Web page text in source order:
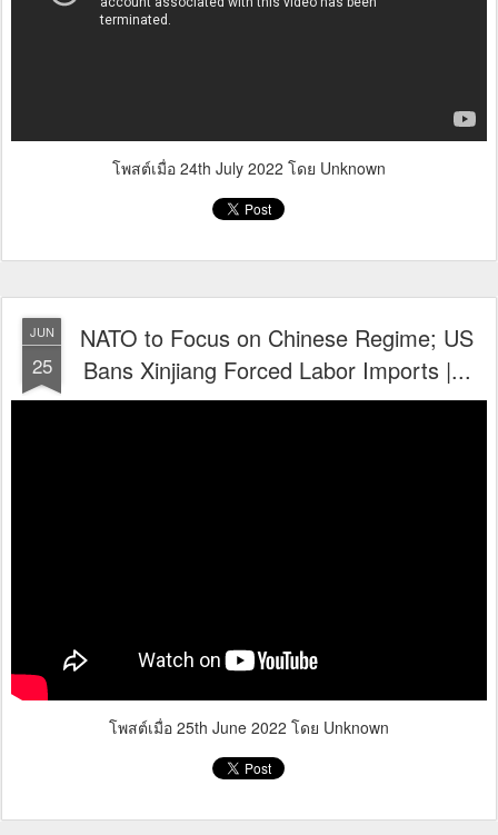
โพสต์เมื่อ 24th July 2022 โดย Unknown
JUN
25
NATO to Focus on Chinese Regime; US
Bans Xinjiang Forced Labor Imports |...
โพสต์เมื่อ 25th June 2022 โดย Unknown